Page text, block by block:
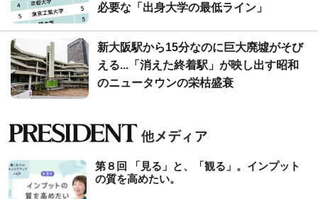
必要な「出身大学の最低ライン」
新大阪駅から15分なのに巨大廃墟がそび
える...「消えた終着駅」が映し出す昭和
のニュータウンの栄枯盛衰
第８回 「見る」と、「観る」。インプット
の質を高めたい。